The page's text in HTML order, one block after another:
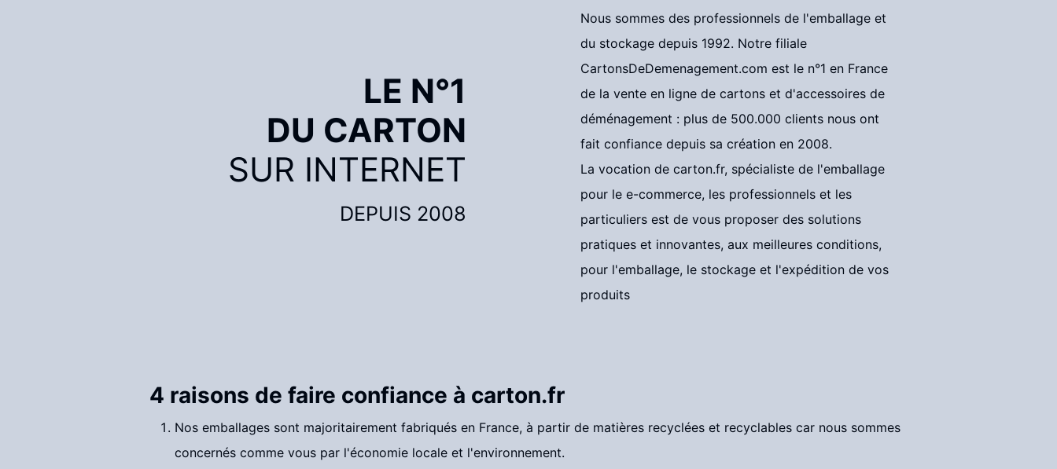
LE N°1
DU CARTON
SUR INTERNET
DEPUIS 2008
Nous sommes des professionnels de l'emballage et
du stockage depuis 1992. Notre filiale
CartonsDeDemenagement.com est le n°1 en France
de la vente en ligne de cartons et d'accessoires de
déménagement : plus de 500.000 clients nous ont
fait confiance depuis sa création en 2008.
La vocation de carton.fr, spécialiste de l'emballage
pour le e-commerce, les professionnels et les
particuliers est de vous proposer des solutions
pratiques et innovantes, aux meilleures conditions,
pour l'emballage, le stockage et l'expédition de vos
produits
4 raisons de faire confiance à carton.fr
Nos emballages sont majoritairement fabriqués en France, à partir de matières recyclées et recyclables car nous sommes
concernés comme vous par l'économie locale et l'environnement.